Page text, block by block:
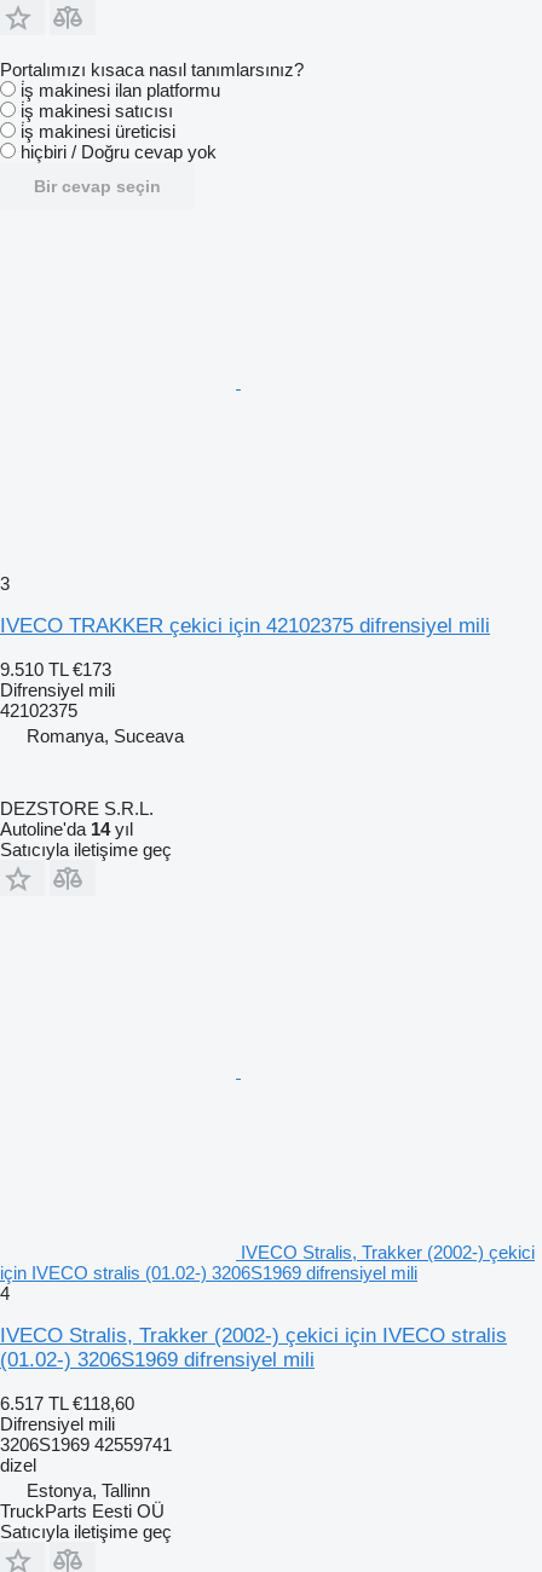
Portalımızı kısaca nasıl tanımlarsınız?
i̇ş makinesi ilan platformu
i̇ş makinesi satıcısı
i̇ş makinesi üreticisi
hiçbiri / Doğru cevap yok
Bir cevap seçin
3
IVECO TRAKKER çekici için 42102375 difrensiyel mili
9.510 TL €173
Difrensiyel mili
42102375
Romanya, Suceava
DEZSTORE S.R.L.
Autoline'da 14yıl
Satıcıyla iletişime geç
IVECO Stralis, Trakker (2002-) çekici
için IVECO stralis (01.02-) 3206S1969 difrensiyel mili
4
IVECO Stralis, Trakker (2002-) çekici için IVECO stralis
(01.02-) 3206S1969 difrensiyel mili
6.517 TL €118,60
Difrensiyel mili
3206S1969 42559741
dizel
Estonya, Tallinn
TruckParts Eesti OÜ
Satıcıyla iletişime geç